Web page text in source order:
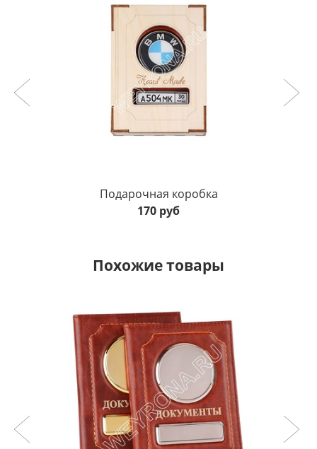
Подарочная коробка
170 руб
Похожие товары